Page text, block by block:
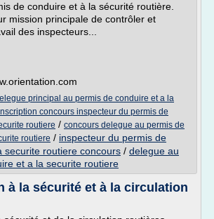
de conduire et à la sécurité routière.
mission principale de contrôler et
des inspecteurs...
principal au permis de conduire et a la
concours inspecteur du permis de
routiere / concours delegue au permis de
routiere / inspecteur du permis de
securite routiere concours / delegue au
et a la securite routiere
à la sécurité et à la circulation